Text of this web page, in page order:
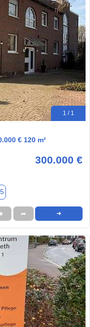
1 / 1
€ 120 m²
300.000 €
➦ ➜